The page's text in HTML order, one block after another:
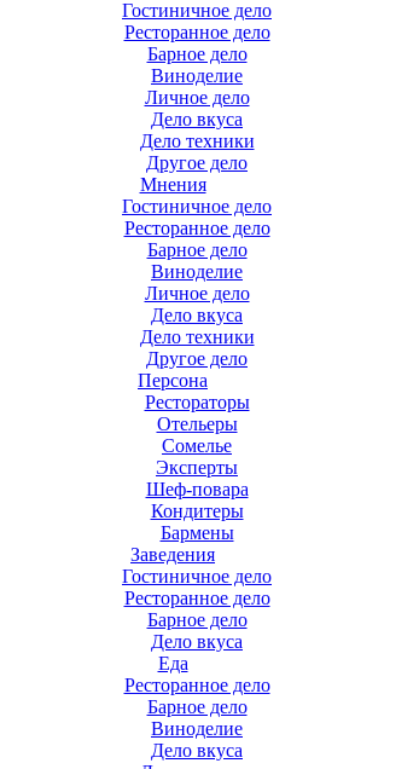
Гостиничное дело
Ресторанное дело
Барное дело
Виноделие
Личное дело
Дело вкуса
Дело техники
Другое дело
Мнения
Гостиничное дело
Ресторанное дело
Барное дело
Виноделие
Личное дело
Дело вкуса
Дело техники
Другое дело
Персона
Рестораторы
Отельеры
Сомелье
Эксперты
Шеф-повара
Кондитеры
Бармены
Заведения
Гостиничное дело
Ресторанное дело
Барное дело
Дело вкуса
Еда
Ресторанное дело
Барное дело
Виноделие
Дело вкуса